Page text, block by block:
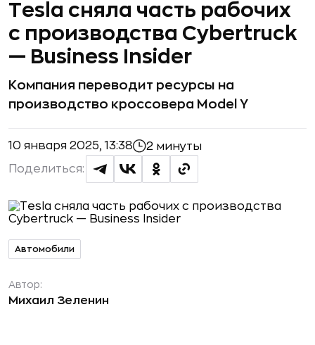
Tesla сняла часть рабочих
с производства Cybertruck
— Business Insider
Компания переводит ресурсы на
производство кроссовера Model Y
10 января 2025, 13:38 2 минуты
Поделиться:
Автомобили
Автор:
Михаил Зеленин